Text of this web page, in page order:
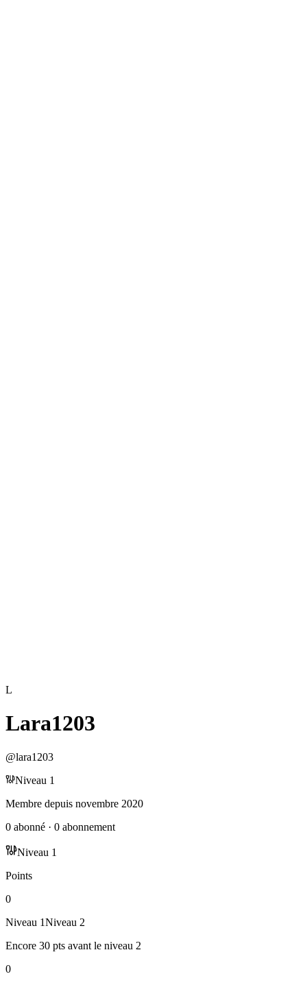
L
Lara1203
@lara1203
Niveau 1
Membre depuis novembre 2020
0 abonné · 0 abonnement
Niveau 1
Points
0
Niveau 1Niveau 2
Encore 30 pts avant le niveau 2
0